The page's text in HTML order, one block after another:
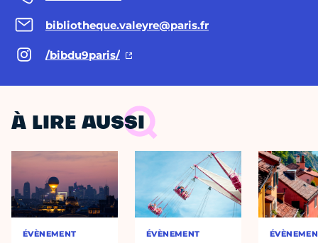
bibliotheque.valeyre@paris.fr
/bibdu9paris/
À LIRE AUSSI
ÉVÈNEMENT ÉVÈNEMENT